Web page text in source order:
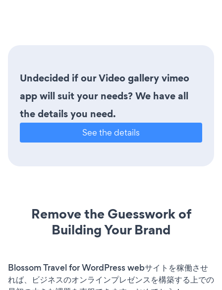
Undecided if our Video gallery vimeo
app will suit your needs? We have all
the details you need.
See the details
Remove the Guesswork of
Building Your Brand
Blossom Travel for WordPress webサイトを稼働させ
れば、ビジネスのオンラインプレゼンスを構築する上での